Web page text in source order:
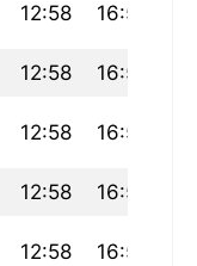
12:58 16:52
12:58 16:52
12:58 16:52
12:58 16:51
12:58 16:51